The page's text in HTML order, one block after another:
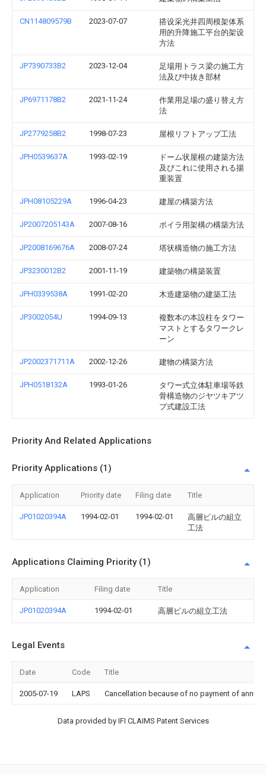
CN114809579B 2023-07-07
搭设采光井四周模架体系
用的升降施工平台的架设
方法
JP7390733B2 2023-12-04
足場用トラス梁の施工方
法及び中抜き部材
JP6971178B2 2021-11-24
作業用足場の盛り替え方
法
JP2779258B2 1998-07-23 屋根リフトアップ工法
JPH0539637A 1993-02-19
ドーム状屋根の建築方法
及びこれに使用される揚
重装置
JPH08105229A 1996-04-23 建屋の構築方法
JP2007205143A 2007-08-16 ボイラ用架構の構築方法
JP2008169676A 2008-07-24 塔状構造物の施工方法
JP3230012B2 2001-11-19 建築物の構築装置
JPH0339538A 1991-02-20 木造建築物の建築工法
JP3002054U 1994-09-13
複数本の本設柱をタワー
マストとするタワークレ
ーン
JP2002371711A 2002-12-26 建物の構築方法
JPH0518132A 1993-01-26
タワー式立体駐車場等鉄
骨構造物のジヤツキアツ
プ式建設工法
Priority And Related Applications
Priority Applications (1)
Application Priority date Filing date Title
JP01020394A 1994-02-01 1994-02-01
高層ビルの組立
工法
Applications Claiming Priority (1)
Application Filing date Title
JP01020394A 1994-02-01 高層ビルの組立工法
Legal Events
Date Code Title
2005-07-19 LAPS Cancellation because of no payment of annual
Data provided by IFI CLAIMS Patent Services